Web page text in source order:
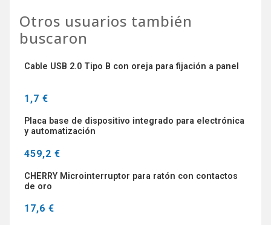
Otros usuarios también
buscaron
Cable USB 2.0 Tipo B con oreja para fijación a panel
1,7 €
Placa base de dispositivo integrado para electrónica
y automatización
459,2 €
CHERRY Microinterruptor para ratón con contactos
de oro
17,6 €